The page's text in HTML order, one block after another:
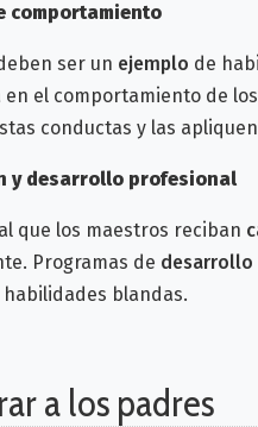
comportamiento
ser un ejemplo de
el comportamiento de
conductas y las
y desarrollo profesional
que los maestros reciban
Programas de desarrollo
blandas.
a los padres